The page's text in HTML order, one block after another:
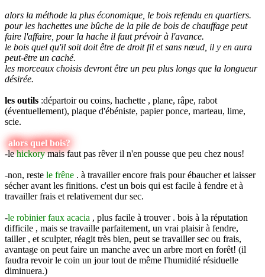
alors la méthode la plus économique, le bois refendu en quartiers.
pour les hachettes une bûche de la pile de bois de chauffage peut
faire l'affaire, pour la hache il faut prévoir à l'avance.
le bois quel qu'il soit doit être de droit fil et sans nœud, il y en aura
peut-être un caché.
les morceaux choisis devront être un peu plus longs que la longueur
désirée.
les outils :départoir ou coins, hachette , plane, râpe, rabot
(éventuellement), plaque d'ébéniste, papier ponce, marteau, lime,
scie.
alors quel bois?
-lehickorymais faut pas rêver il n'en pousse que peu chez nous!
-non, reste le frêne . à travailler encore frais pour ébaucher et laisser
sécher avant les finitions. c'est un bois qui est facile à fendre et à
travailler frais et relativement dur sec.
-le robinier faux acacia , plus facile à trouver . bois à la réputation
difficile , mais se travaille parfaitement, un vrai plaisir à fendre,
tailler , et sculpter, réagit très bien, peut se travailler sec ou frais,
avantage on peut faire un manche avec un arbre mort en forêt! (il
faudra revoir le coin un jour tout de même l'humidité résiduelle
diminuera.)